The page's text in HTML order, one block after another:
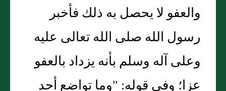
والعفو لا يحصل به ذلك فأخبر
رسول الله صلى الله تعالى عليه
وعلى آله وسلم بأنه يزداد بالعفو
عزا؛ وفي قوله: "وما تواضع أحد